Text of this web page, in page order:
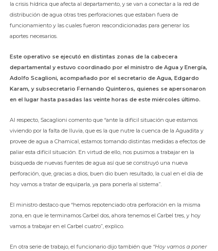
la crisis hídrica que afecta al departamento, y se van a conectar a la red de
distribución de agua otras tres perforaciones que estaban fuera de
funcionamiento y las cuales fueron reacondicionadas para generar los
aportes necesarios.
Este operativo se ejecutó en distintas zonas de la cabecera
departamental y estuvo coordinado por el ministro de Agua y Energía,
Adolfo Scaglioni, acompañado por el secretario de Agua, Edgardo
Karam, y subsecretario Fernando Quinteros, quienes se apersonaron
en el lugar hasta pasadas las veinte horas de este miércoles último.
Al respecto, Sacaglioni comento que “ante la difícil situación que estamos
viviendo por la falta de lluvia, que es la que nutre la cuenca de la Aguadita y
provee de agua a Chamical, estamos tomando distintas medidas a efectos de
paliar esta difícil situación. En virtud de ello, nos pusimos a trabajar en la
búsqueda de nuevas fuentes de agua así que se construyó una nueva
perforación, que, gracias a dios, buen dio buen resultado, la cual en el día de
hoy vamos a tratar de equiparla, ya para ponerla al sistema”.
El ministro destaco que “hemos repotenciado otra perforación en la misma
zona, en que le terminamos Carbel dos, ahora tenemos el Carbel tres, y hoy
vamos a trabajar en el Carbel cuatro”, explico.
En otra serie de trabajo, el funcionario dijo también que “Hoy vamos a poner